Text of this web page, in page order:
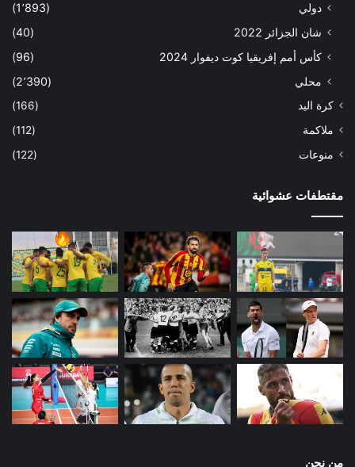
دولي
(1٬893)
شان الجزائر 2022
(40)
كأس أمم إفريقيا كوت ديفوار 2024
(96)
محلي
(2٬390)
كرة اليد
(166)
ملاكمة
(112)
منوعات
(122)
مقتطفات عشوائية
من نحن